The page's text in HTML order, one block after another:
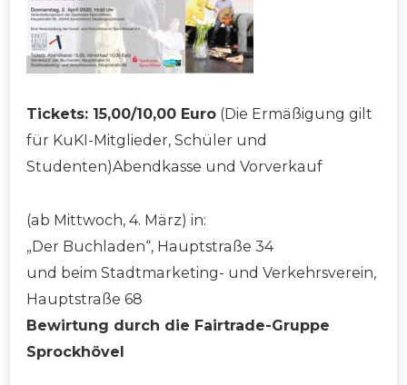
Tickets: 15,00/10,00 Euro (Die Ermäßigung gilt
für KuKI-Mitglieder, Schüler und
Studenten)Abendkasse und Vorverkauf
(ab Mittwoch, 4. März) in:
„Der Buchladen“, Hauptstraße 34
und beim Stadtmarketing- und Verkehrsverein,
Hauptstraße 68
Bewirtung durch die Fairtrade-Gruppe
Sprockhövel